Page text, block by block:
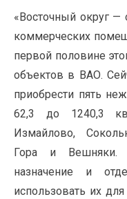
«Восточный округ —
коммерческих
первой половине
объектов в ВАО.
приобрести пять
62,3 до 1240,3
Измайлово,
Гора и Вешняки.
назначение и
использовать их